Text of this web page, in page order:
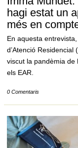
hagi estat un
més en
En aquesta
d’Atenció
viscut la pandèmia de
els EAR.
0 Comentaris